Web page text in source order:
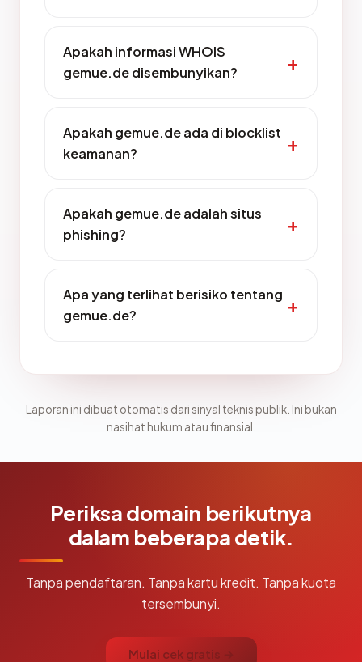
Apakah informasi WHOIS
gemue.de disembunyikan?
Apakah gemue.de ada di blocklist
keamanan?
Apakah gemue.de adalah situs
phishing?
Apa yang terlihat berisiko tentang
gemue.de?
Laporan ini dibuat otomatis dari sinyal teknis publik. Ini bukan
nasihat hukum atau finansial.
Periksa domain berikutnya
dalam beberapa detik.
Tanpa pendaftaran. Tanpa kartu kredit. Tanpa kuota
tersembunyi.
Mulai cek gratis →